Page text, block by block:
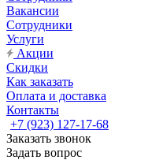
Вакансии
Сотрудники
Услуги
Акции
Скидки
Как заказать
Оплата и доставка
Контакты
+7 (923) 127-17-68
Заказать звонок
Задать вопрос